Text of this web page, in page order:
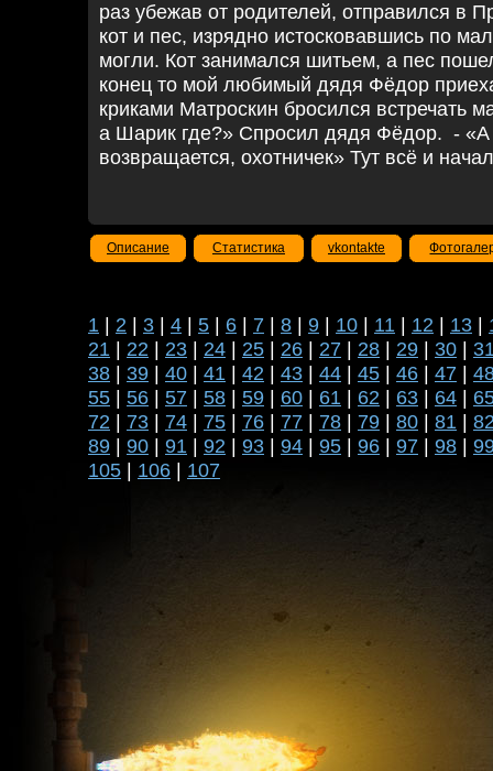
раз убежав от родителей, отправился в
кот и пес, изрядно истосковавшись по
могли. Кот занимался шитьем, а пес
конец то мой любимый дядя Фёдор
криками Матроскин бросился встречать
а Шарик где?» Спросил дядя Фёдор. - «А
возвращается, охотничек» Тут всё и
Описание Статистика vkontakte
1 2 3 4 5 6 7 8 9 10 11 12 13
21
22 23 24 25 26 27 28 29 30
38
39 40 41 42 43 44 45 46 47
55
56 57 58 59 60 61 62 63 64
72
73 74 75 76 77 78 79 80 81
89
90 91 92 93 94 95 96 97 98
105
106 107